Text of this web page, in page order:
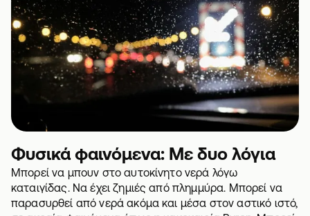
Φυσικά φαινόμενα: Με δυο λόγια
Μπορεί να μπουν στο αυτοκίνητο νερά λόγω
καταιγίδας. Να έχει ζημιές από πλημμύρα. Μπορεί να
παρασυρθεί από νερά ακόμα και μέσα στον αστικό ιστό,